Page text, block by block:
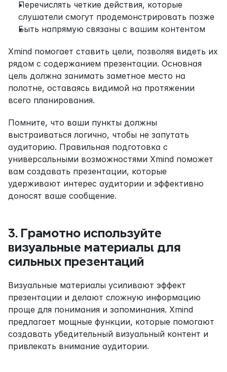
Перечислять четкие действия, которые
слушатели смогут продемонстрировать позже
Быть напрямую связаны с вашим контентом
Xmind помогает ставить цели, позволяя видеть их
рядом с содержанием презентации. Основная
цель должна занимать заметное место на
полотне, оставаясь видимой на протяжении
всего планирования.
Помните, что ваши пункты должны
выстраиваться логично, чтобы не запутать
аудиторию. Правильная подготовка с
универсальными возможностями Xmind поможет
вам создавать презентации, которые
удерживают интерес аудитории и эффективно
доносят ваше сообщение.
3. Грамотно используйте
визуальные материалы для
сильных презентаций
Визуальные материалы усиливают эффект
презентации и делают сложную информацию
проще для понимания и запоминания. Xmind
предлагает мощные функции, которые помогают
создавать убедительный визуальный контент и
привлекать внимание аудитории.